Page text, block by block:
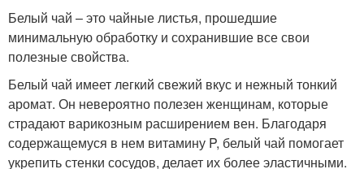
Белый чай – это чайные листья, прошедшие
минимальную обработку и сохранившие все свои
полезные свойства.
Белый чай имеет легкий свежий вкус и нежный тонкий
аромат. Он невероятно полезен женщинам, которые
страдают варикозным расширением вен. Благодаря
содержащемуся в нем витамину P, белый чай помогает
укрепить стенки сосудов, делает их более эластичными.